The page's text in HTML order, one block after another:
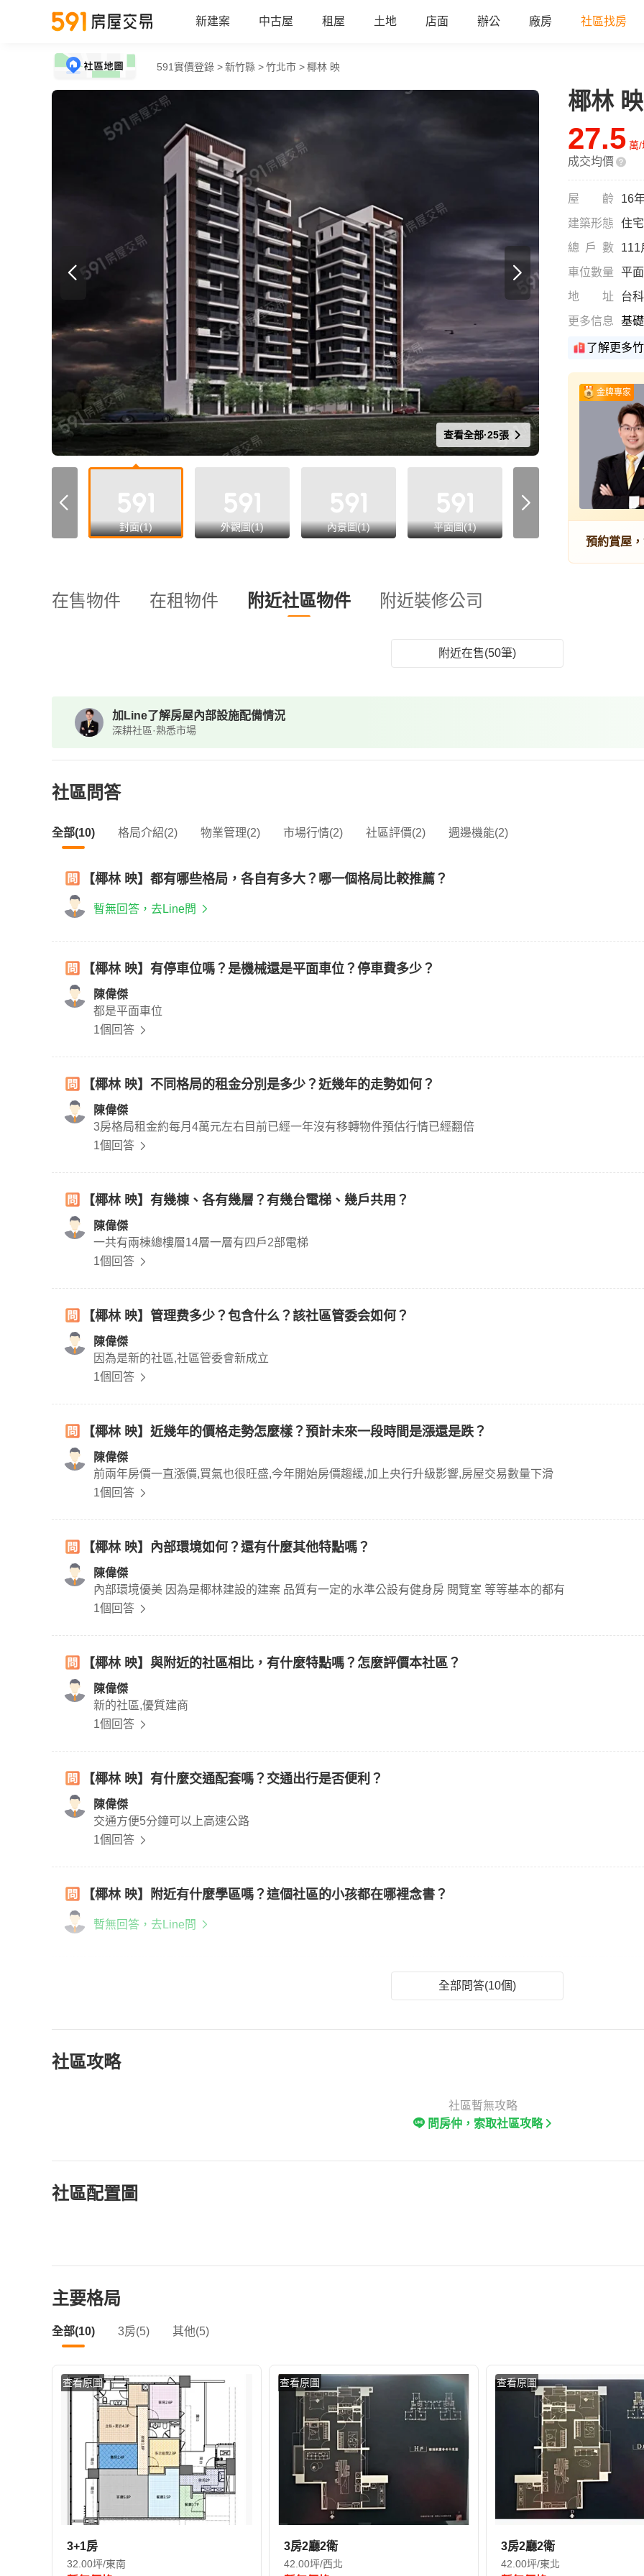
新建案 中古屋 租屋 土地 店面 辦公 廠房 社區找房
591實價登錄 >新竹縣 >竹北市 >椰林 映
all
查看全部·25張
all
封面(1) 外觀圖(1) 內景圖(1) 平面圖(1)
椰林 映
27.5 萬/
成交均價
屋齡
16
建築形態
住
總戶數
111
車位數量
平
地址
台
更多信息
基
了解更多
金牌專家
預約賞屋
在售物件 在租物件 附近社區物件 附近裝修公司
附近在售(50筆)
加Line了解房屋內部設施配備情況
深耕社區·熟悉市場
社區問答
全部(10) 格局介紹(2) 物業管理(2) 市場行情(2) 社區評價(2) 週邊機能(2)
【椰林 映】都有哪些格局，各自有多大？哪一個格局比較推薦？
暫無回答，去Line問
【椰林 映】有停車位嗎？是機械還是平面車位？停車費多少？
陳偉傑
都是平面車位
1個回答
【椰林 映】不同格局的租金分別是多少？近幾年的走勢如何？
陳偉傑
3房格局租金約每月4萬元左右目前已經一年沒有移轉物件預估行情已經翻倍
1個回答
【椰林 映】有幾棟、各有幾層？有幾台電梯、幾戶共用？
陳偉傑
一共有兩棟總樓層14層一層有四戶2部電梯
1個回答
【椰林 映】管理费多少？包含什么？該社區管委会如何？
陳偉傑
因為是新的社區,社區管委會新成立
1個回答
【椰林 映】近幾年的價格走勢怎麼樣？預計未來一段時間是漲還是跌？
陳偉傑
前兩年房價一直漲價,買氣也很旺盛,今年開始房價趨緩,加上央行升級影響,房屋交易數量下滑
1個回答
【椰林 映】內部環境如何？還有什麼其他特點嗎？
陳偉傑
內部環境優美 因為是椰林建設的建案 品質有一定的水準公設有健身房 閱覽室 等等基本的都有
1個回答
【椰林 映】與附近的社區相比，有什麼特點嗎？怎麼評價本社區？
陳偉傑
新的社區,優質建商
1個回答
【椰林 映】有什麼交通配套嗎？交通出行是否便利？
陳偉傑
交通方便5分鐘可以上高速公路
1個回答
【椰林 映】附近有什麼學區嗎？這個社區的小孩都在哪裡念書？
暫無回答，去Line問
全部問答(10個)
社區攻略
社區暫無攻略
問房仲，索取社區攻略
社區配置圖
主要格局
全部(10) 3房(5) 其他(5)
查看原圖
3+1房
32.00坪/東南
查看原圖
3房2廳2衛
42.00坪/西北
查看原圖
3房2廳2衛
42.00坪/東北